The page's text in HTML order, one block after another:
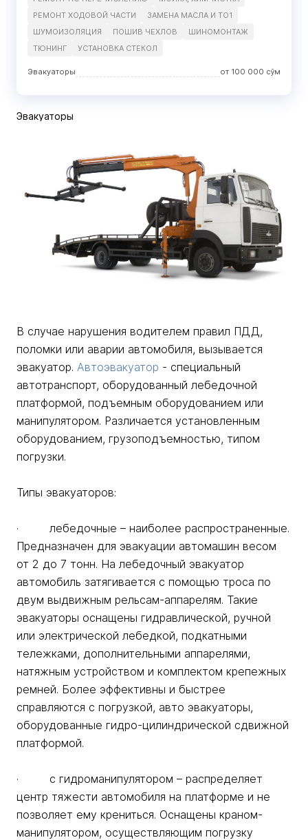
РЕМОНТ ХОДOВОЙ ЧАСТИ
ЗАМЕНА МАСЛА И ТО1
ШУМОИЗОЛЯЦИЯ
ПОШИВ ЧЕХЛОВ
ШИНОМОНТАЖ
ТЮНИНГ
УСТАНОВКА СТЕКОЛ
Эвакуаторы от 100 000 сўм
Эвакуаторы
В случае нарушения водителем правил ПДД,
поломки или аварии автомобиля, вызывается
эвакуатор. Автоэвакуатор - специальный
автотранспорт, оборудованный лебедочной
платформой, подъемным оборудованием или
манипулятором. Различается установленным
оборудованием, грузоподъемностью, типом
погрузки.
Типы эвакуаторов:
· лебедочные – наиболее распространенные.
Предназначен для эвакуации автомашин весом
от 2 до 7 тонн. На лебедочный эвакуатор
автомобиль затягивается с помощью троса по
двум выдвижным рельсам-аппарелям. Такие
эвакуаторы оснащены гидравлической, ручной
или электрической лебедкой, подкатными
тележками, дополнительными аппарелями,
натяжным устройством и комплектом крепежных
ремней. Более эффективны и быстрее
справляются с погрузкой, авто эвакуаторы,
оборудованные гидро-цилиндрической сдвижной
платформой.
· с гидроманипулятором – распределяет
центр тяжести автомобиля на платформе и не
позволяет ему крениться. Оснащены краном-
манипулятором, осуществляющим погрузку